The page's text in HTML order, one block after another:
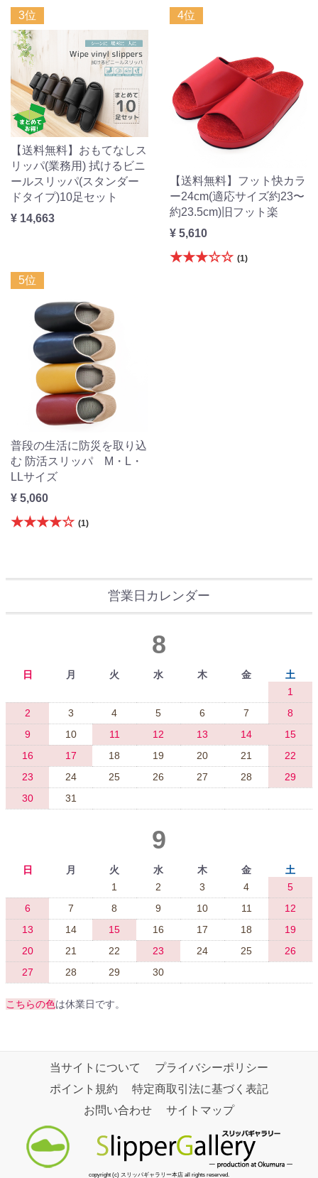
3位
【送料無料】おもてなしス
リッパ(業務用) 拭けるビニ
ールスリッパ(スタンダー
ドタイプ)10足セット
¥ 14,663
4位
【送料無料】フット快カラ
ー24cm(適応サイズ約23〜
約23.5cm)旧フット楽
¥ 5,610
★★★☆☆ (1)
5位
普段の生活に防災を取り込
む 防活スリッパ M・L・
LLサイズ
¥ 5,060
★★★★☆ (1)
営業日カレンダー
8
日 月 火 水 木 金
土
1
2
3 4 5 6 7
8
9
10 11 12 13 14
15
16
17 18 19 20 21
22
23
24 25 26 27 28
29
30
31
9
日 月 火 水 木 金
土
1
2 3 4
5
6
7 8 9 10 11
12
13
14 15 16 17 18
19
20
21 22 23 24 25
26
27
28 29 30
こちらの色は休業日です。
当サイトについて
プライバシーポリシー
ポイント規約
特定商取引法に基づく表記
お問い合わせ
サイトマップ
copyright (c) スリッパギャラリー本店 all rights reserved.